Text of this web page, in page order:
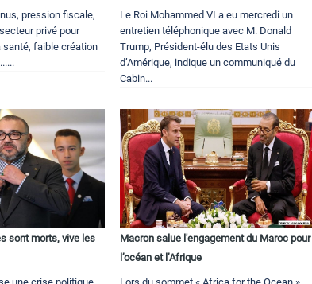
pression fiscale,
privé pour
santé, faible création
Le Roi Mohammed VI a eu mercredi un
entretien téléphonique avec M. Donald
Trump, Président-élu des Etats Unis
d’Amérique, indique un communiqué du
Cabin...
sont morts, vive les
Macron salue l'engagement du Maroc pour
l’océan et l’Afrique